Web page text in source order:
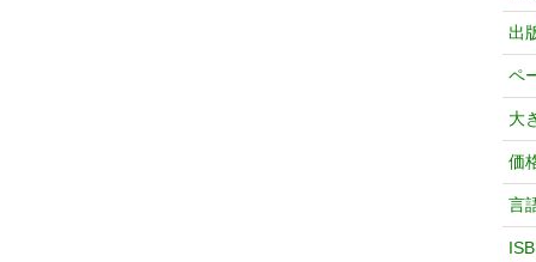
出
ペ
大
価
言